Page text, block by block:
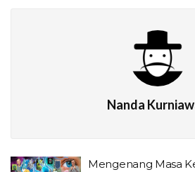
Nanda
Mengenang Masa